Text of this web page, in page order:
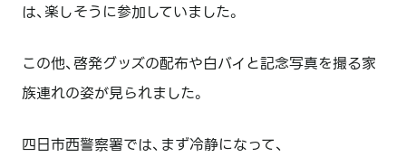
は、楽しそうに参加していました。
この他、啓発グッズの配布や白バイと記念写真を撮る家
族連れの姿が見られました。
四日市西警察署では、まず冷静になって、